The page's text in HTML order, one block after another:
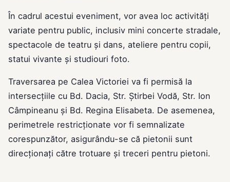
În cadrul acestui eveniment, vor avea loc activități
variate pentru public, inclusiv mini concerte stradale,
spectacole de teatru și dans, ateliere pentru copii,
statui vivante și studiouri foto.
Traversarea pe Calea Victoriei va fi permisă la
intersecțiile cu Bd. Dacia, Str. Știrbei Vodă, Str. Ion
Câmpineanu și Bd. Regina Elisabeta. De asemenea,
perimetrele restricționate vor fi semnalizate
corespunzător, asigurându-se că pietonii sunt
direcționați către trotuare și treceri pentru pietoni.